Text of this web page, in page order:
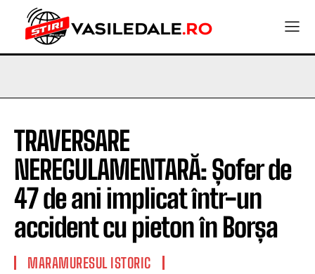
TRAVERSARE
NEREGULAMENTARĂ: Șofer de
47 de ani implicat într-un
accident cu pieton în Borșa
MARAMURESUL ISTORIC